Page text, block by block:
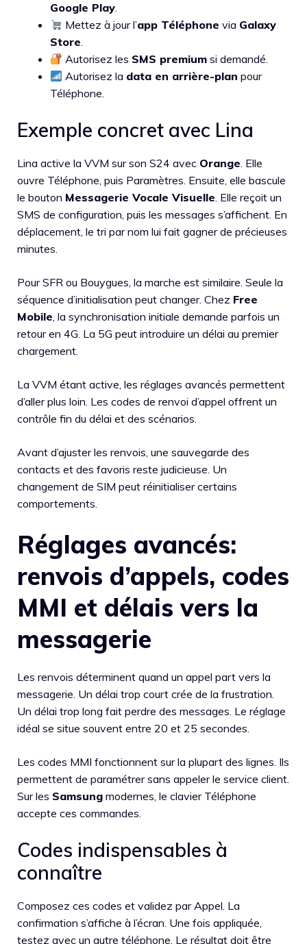
Google Play.
Mettez à jour l’app Téléphone via Galaxy
Store.
Autorisez les SMS premium si demandé.
Autorisez la data en arrière-plan pour
Téléphone.
Exemple concret avec Lina
Lina active la VVM sur son S24 avec Orange. Elle
ouvre Téléphone, puis Paramètres. Ensuite, elle bascule
le bouton Messagerie Vocale Visuelle. Elle reçoit un
SMS de configuration, puis les messages s’affichent. En
déplacement, le tri par nom lui fait gagner de précieuses
minutes.
Pour SFR ou Bouygues, la marche est similaire. Seule la
séquence d’initialisation peut changer. Chez Free
Mobile, la synchronisation initiale demande parfois un
retour en 4G. La 5G peut introduire un délai au premier
chargement.
La VVM étant active, les réglages avancés permettent
d’aller plus loin. Les codes de renvoi d’appel offrent un
contrôle fin du délai et des scénarios.
Avant d’ajuster les renvois, une sauvegarde des
contacts et des favoris reste judicieuse. Un
changement de SIM peut réinitialiser certains
comportements.
Réglages avancés:
renvois d’appels, codes
MMI et délais vers la
messagerie
Les renvois déterminent quand un appel part vers la
messagerie. Un délai trop court crée de la frustration.
Un délai trop long fait perdre des messages. Le réglage
idéal se situe souvent entre 20 et 25 secondes.
Les codes MMI fonctionnent sur la plupart des lignes. Ils
permettent de paramétrer sans appeler le service client.
Sur les Samsung modernes, le clavier Téléphone
accepte ces commandes.
Codes indispensables à
connaître
Composez ces codes et validez par Appel. La
confirmation s’affiche à l’écran. Une fois appliquée,
testez avec un autre téléphone. Le résultat doit être